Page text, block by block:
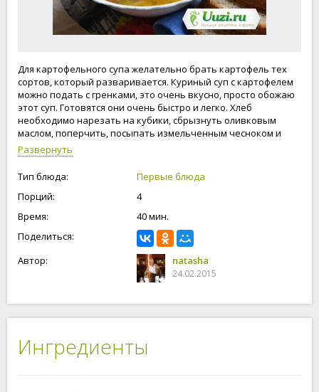
Для картофельного супа желательно брать картофель тех
сортов, который разваривается. Куриный суп с картофелем
можно подать с гренками, это очень вкусно, просто обожаю
этот суп. Готовятся они очень быстро и легко. Хлеб
необходимо нарезать на кубики, сбрызнуть оливковым
маслом, поперчить, посыпать измельченным чесноком и
подсушить в горячей духовке или даже в сковороде.
Рекомендую!
Развернуть
Тип блюда:
Первые блюда
Порций:
4
Время:
40 мин.
Поделиться:
Автор:
natasha
24.02.2015
Ингредиенты